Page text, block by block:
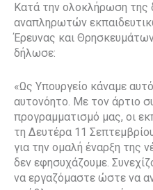
Κατά την ολοκλήρωση της
αναπληρωτών
Έρευνας και
δήλωσε:
«Ως Υπουργείο κάναμε
αυτονόητο. Με τον άρτιο
προγραμματισμό μας, οι
τη Δευτέρα 11
για την ομαλή έναρξη της
δεν εφησυχάζουμε.
να εργαζόμαστε ώστε να